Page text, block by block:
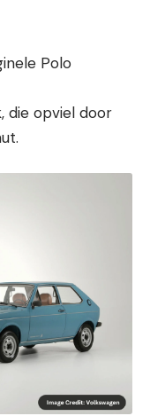
Polo
die opviel door